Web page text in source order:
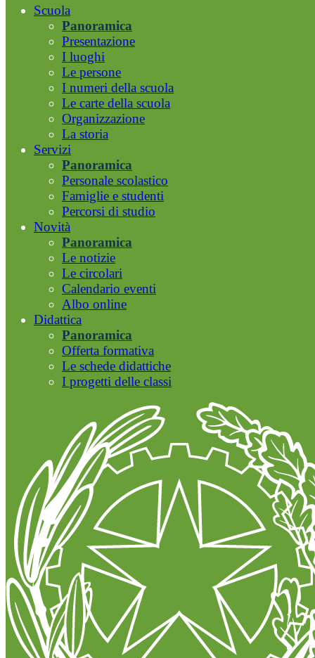
Scuola
Panoramica
Presentazione
I luoghi
Le persone
I numeri della scuola
Le carte della scuola
Organizzazione
La storia
Servizi
Panoramica
Personale scolastico
Famiglie e studenti
Percorsi di studio
Novità
Panoramica
Le notizie
Le circolari
Calendario eventi
Albo online
Didattica
Panoramica
Offerta formativa
Le schede didattiche
I progetti delle classi